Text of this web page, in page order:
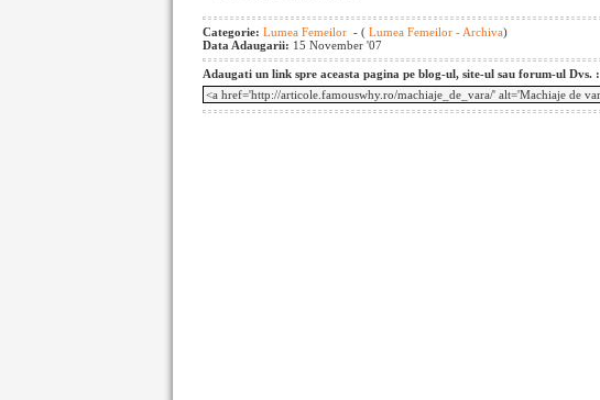
Categorie: Lumea Femeilor - ( Lumea Femeilor - Archiva)
Data Adaugarii: 15 November '07
Adaugati un link spre aceasta pagina pe blog-ul, site-ul sau forum-ul Dvs. :